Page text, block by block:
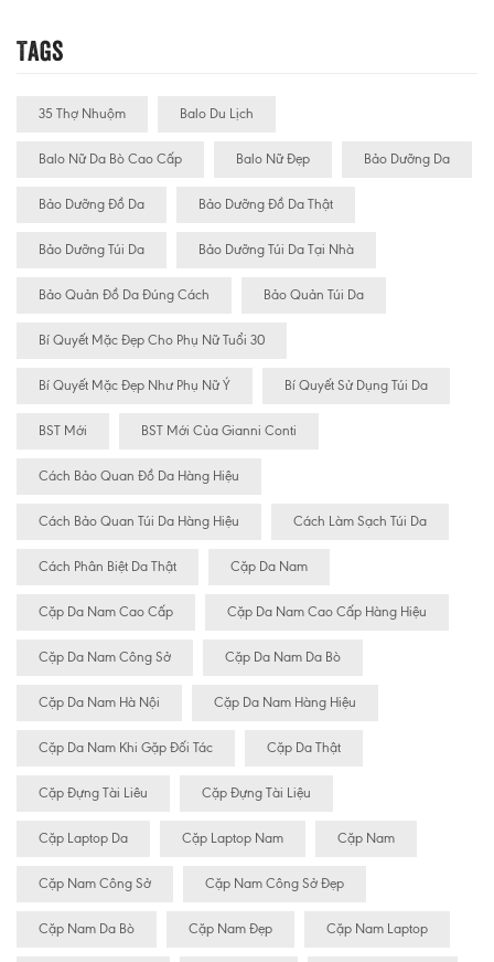
Tags
35 Thợ Nhuộm Balo Du Lịch
Balo Nữ Da Bò Cao Cấp Balo Nữ Đẹp Bảo Dưỡng Da
Bảo Dưỡng Đồ Da Bảo Dưỡng Đồ Da Thật
Bảo Dưỡng Túi Da Bảo Dưỡng Túi Da Tại Nhà
Bảo Quản Đồ Da Đúng Cách Bảo Quản Túi Da
Bí Quyết Mặc Đẹp Cho Phụ Nữ Tuổi 30
Bí Quyết Mặc Đẹp Như Phụ Nữ Ý Bí Quyết Sử Dụng Túi Da
BST Mới BST Mới Của Gianni Conti
Cách Bảo Quan Đồ Da Hàng Hiệu
Cách Bảo Quan Túi Da Hàng Hiệu Cách Làm Sạch Túi Da
Cách Phân Biệt Da Thật Cặp Da Nam
Cặp Da Nam Cao Cấp Cặp Da Nam Cao Cấp Hàng Hiệu
Cặp Da Nam Công Sở Cặp Da Nam Da Bò
Cặp Da Nam Hà Nội Cặp Da Nam Hàng Hiệu
Cặp Da Nam Khi Gặp Đối Tác Cặp Da Thật
Cặp Đựng Tài Liêu Cặp Đựng Tài Liệu
Cặp Laptop Da Cặp Laptop Nam Cặp Nam
Cặp Nam Công Sở Cặp Nam Công Sở Đẹp
Cặp Nam Da Bò Cặp Nam Đẹp Cặp Nam Laptop